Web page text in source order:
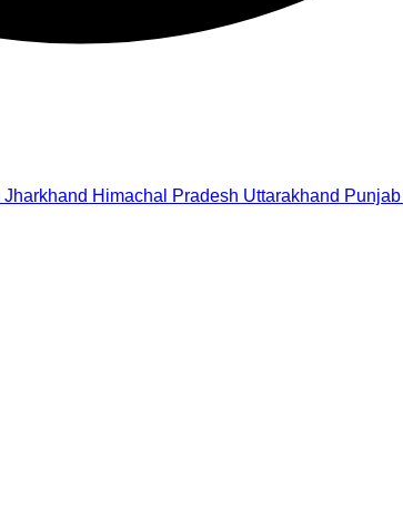
Jharkhand Himachal Pradesh Uttarakhand Punjab